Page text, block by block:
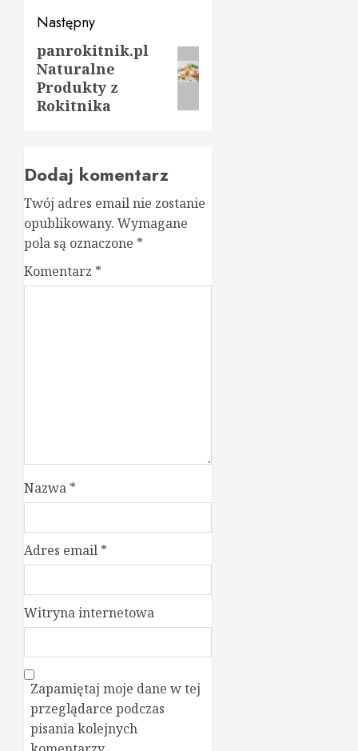
Następny
Następny
wpis:
panrokitnik.pl
Naturalne
Produkty z
Rokitnika
Dodaj komentarz
Twój adres email nie zostanie
opublikowany. Wymagane
pola są oznaczone *
Komentarz *
Nazwa *
Adres email *
Witryna internetowa
Zapamiętaj moje dane w tej
przeglądarce podczas
pisania kolejnych